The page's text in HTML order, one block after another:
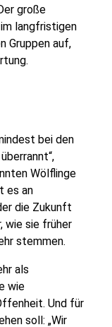
große
langfristigen
Gruppen auf,
bei den
Wölflinge
es an
die Zukunft
wie sie früher
stemmen.
als
wie
Und für
soll: „Wir